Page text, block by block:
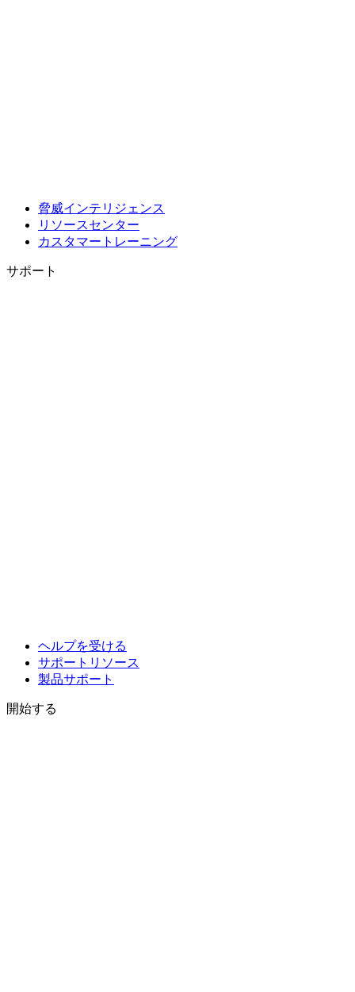
脅威インテリジェンス
リソースセンター
カスタマートレーニング
サポート
ヘルプを受ける
サポートリソース
製品サポート
開始する